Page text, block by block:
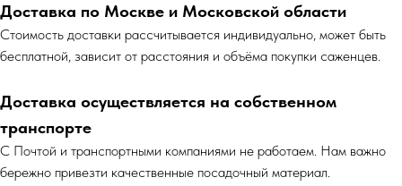
Доставка по Москве и Московской области
Cтоимость доставки рассчитывается индивидуально, может быть
бесплатной, зависит от расстояния и объёма покупки саженцев.
Доставка осуществляется на собственном
транспорте
С Почтой и транспортными компаниями не работаем. Нам важно
бережно привезти качественные посадочный материал.